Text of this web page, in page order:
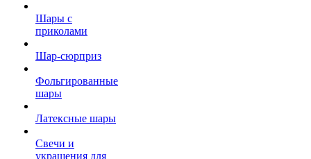
Шары с
приколами
Шар-сюрприз
Фольгированные
шары
Латексные шары
Свечи и
украшения для